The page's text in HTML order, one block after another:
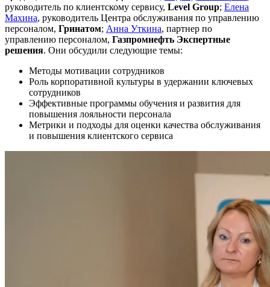
руководитель по клиентскому сервису, Level Group; Елена
Махина, руководитель Центра обслуживания по управлению
персоналом, Гринатом; Анна Уткина, партнер по
управлению персоналом, Газпромнефть Экспертные
решения. Они обсудили следующие темы:
Методы мотивации сотрудников
Роль корпоративной культуры в удержании ключевых
сотрудников
Эффективные программы обучения и развития для
повышения лояльности персонала
Метрики и подходы для оценки качества обслуживания
и повышения клиентского сервиса